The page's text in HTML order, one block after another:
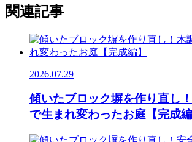
関連記事
2026.07.29
傾いたブロック塀を作り直し
で生まれ変わったお庭【完成編